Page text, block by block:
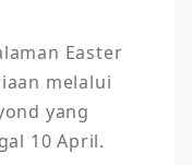
Easter
melalui
yang
10 April.